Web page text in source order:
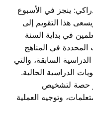
ينجز في الأسبوع
هذا التقويم إلى
في بداية السنة
المحددة في المناهج
السابقة، والتي
الدراسية الحالية.
حصة لتشخيص
وتوجيه العملية